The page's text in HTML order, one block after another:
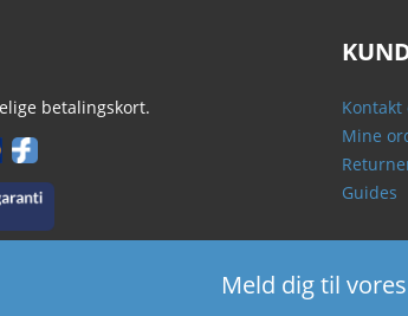
betalingskort.
Kontakt
Mine
Guides
Meld dig til